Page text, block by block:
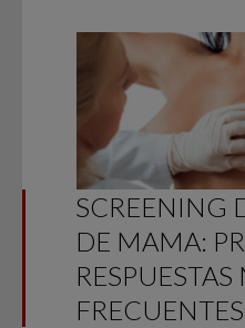
SCREENING
DE MAMA:
RESPUESTAS
FRECUENTES